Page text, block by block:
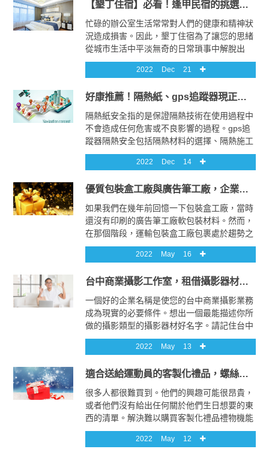
品，以避免空缺和過期產品的問題。這樣可以
確保顧客能夠獲得新鮮和高品質的商品。
【墾丁住宿】必看！逢甲民宿的挑選懶人包大公開
忙碌的辦公室生活常常對人們的健康和精神狀
況造成損害。因此，墾丁住宿為了讓您的思緒
從城市生活中平淡無奇的日常瑣事中解脫出
來，您可以隨意前來度個長假，或者只是到逢
甲民宿短暫休息，當再次回到逢甲民宿工作
活力，工作表現也會更好。春天的大自然之美
最美，墾丁住宿親近大自然是明智的選擇。
2022 Dec 21
好康推薦！隔熱紙、gps追蹤器現正優惠中
隔熱紙安全指的是保證隔熱技術在使用過程中
不會造成任何危害或不良影響的過程。gps追
蹤器隔熱安全包括隔熱材料的選擇、隔熱施工
的質量控制和隔熱紙維護保養等方面。隔熱紙
材料必須經過嚴格測試和認證，保證其質量和
業人員進行，並且應定期進行檢查和維護，
gps追蹤器以確保隔熱系統的性能和安全。
2022 Dec 14
優質包裝盒工廠與廣告筆工廠，企業活動訂製的首選！
如果我們在幾年前回憶一下包裝盒工廠，當時
還沒有印刷的廣告筆工廠軟包裝材料。然而，
在那個階段，運輸包裝盒工廠包裹處於趨勢之
中。如今，廣告筆工廠包裹在超現代包裝機的
大力協助下進行包裝盒工廠包裝，這些廣告筆
的功能和特性。
2022 May 16
台中商業攝影工作室，租借攝影器材的好夥伴
一個好的企業名稱是使您的台中商業攝影業務
成為現實的必要條件。想出一個最能描述你所
做的攝影類型的攝影器材好名字。請記住台中
商業攝影，此名稱將成為您的品牌攝影器材名
稱，並且您將使用台中商業攝影該名稱來宣傳
業。
2022 May 13
適合送給運動員的客製化禮品，螺絲紮護膝
很多人都很難買到。他們的興趣可能很昂貴，
或者他們沒有給出任何關於他們生日想要的東
西的清單。解決難以購買客製化禮品禮物機能
貼收件人的難題的最佳方法之一是獲得個性化
的客製化禮品生日禮物。生日禮物根據預期的
2022 May 12